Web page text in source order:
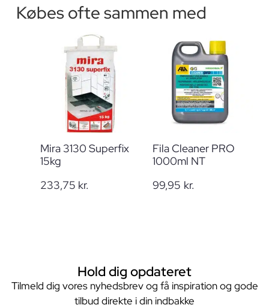
Købes ofte sammen med
Mira 3130 Superfix
15kg
233,75 kr.
Fila Cleaner PRO
1000ml NT
99,95 kr.
Hold dig opdateret
Tilmeld dig vores nyhedsbrev og få inspiration og gode
tilbud direkte i din indbakke